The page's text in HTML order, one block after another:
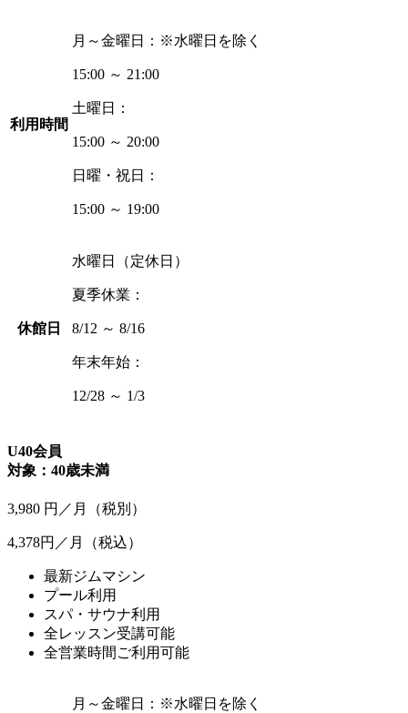
利用時間
月～金曜日： ※水曜日を除く
15:00 ～ 21:00
土曜日：
15:00 ～ 20:00
日曜・祝日：
15:00 ～ 19:00
休館日
水曜日（定休日）
夏季休業：
8/12 ～ 8/16
年末年始：
12/28 ～ 1/3
U40会員
対象：40歳未満
3,980 円／月 （税別）
4,378円／月 （税込）
最新ジムマシン
プール利用
スパ・サウナ利用
全レッスン受講可能
全営業時間ご利用可能
月～金曜日： ※水曜日を除く